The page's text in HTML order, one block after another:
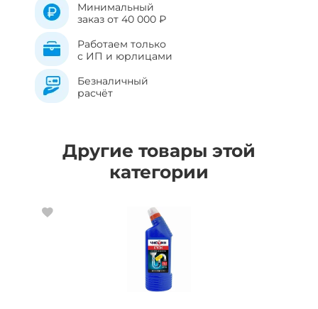
Минимальный
заказ от 40 000 ₽
Работаем только
с ИП и юрлицами
Безналичный
расчёт
Другие товары этой
категории